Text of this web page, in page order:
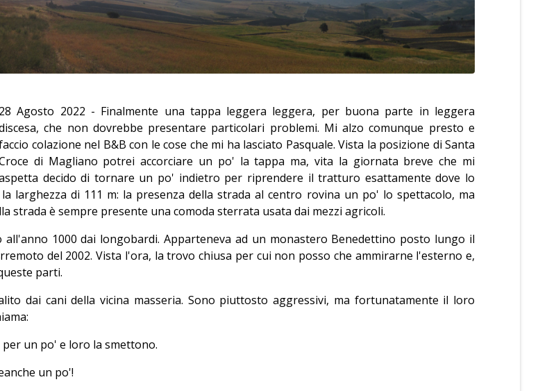
28 Agosto 2022 - Finalmente una tappa leggera leggera, per buona parte in leggera
che non dovrebbe presentare particolari problemi. Mi alzo comunque presto e
colazione nel B&B con le cose che mi ha lasciato Pasquale. Vista la posizione di Santa
di Magliano potrei accorciare un po' la tappa ma, vita la giornata breve che mi
decido di tornare un po' indietro per riprendere il tratturo esattamente dove lo
larghezza di 111 m: la presenza della strada al centro rovina un po' lo spettacolo, ma
strada è sempre presente una comoda sterrata usata dai mezzi agricoli.
1000 dai longobardi. Apparteneva ad un monastero Benedettino posto lungo il
del 2002. Vista l'ora, la trovo chiusa per cui non posso che ammirarne l'esterno e,
parti.
dai cani della vicina masseria. Sono piuttosto aggressivi, ma fortunatamente il loro
un po' e loro la smettono.
un po'!